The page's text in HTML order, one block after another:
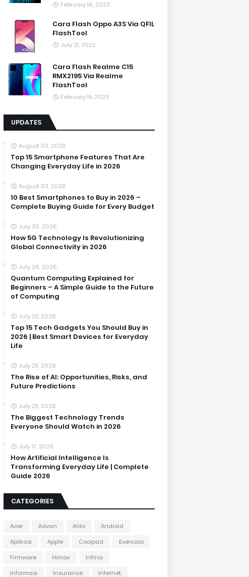
February 16, 2023
Cara Flash Oppo A3S Via QFIL
FlashTool
July 21, 2022
Cara Flash Realme C15
RMX2195 Via Realme
FlashTool
February 15, 2023
UPDATES
August 03, 2026
Top 15 Smartphone Features That Are
Changing Everyday Life in 2026
August 03, 2026
10 Best Smartphones to Buy in 2026 –
Complete Buying Guide for Every Budget
July 30, 2026
How 5G Technology Is Revolutionizing
Global Connectivity in 2026
July 26, 2026
Quantum Computing Explained for
Beginners – A Simple Guide to the Future
of Computing
July 25, 2026
Top 15 Tech Gadgets You Should Buy in
2026 | Best Smart Devices for Everyday
Life
July 25, 2026
The Rise of AI: Opportunities, Risks, and
Future Predictions
July 25, 2026
The Biggest Technology Trends
Everyone Should Watch in 2026
July 17, 2026
How Artificial Intelligence Is
Transforming Everyday Life | Complete
Guide 2026
CATEGORIES
Acer Advan Aldo
Android
Aplikasi
Apple Coolpad
Evercoss
Firmware
Himax
Infinix
Informasi
Insurance
Internet